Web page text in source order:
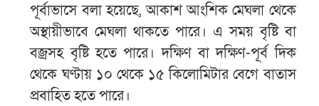
পূর্বাভাসে বলা হয়েছে, আকাশ আংশিক মেঘলা থেকে
অস্থায়ীভাবে মেঘলা থাকতে পারে। এ সময় বৃষ্টি বা
বজ্রসহ বৃষ্টি হতে পারে। দক্ষিণ বা দক্ষিণ-পূর্ব দিক
থেকে ঘণ্টায় ১০ থেকে ১৫ কিলোমিটার বেগে বাতাস
প্রবাহিত হতে পারে।